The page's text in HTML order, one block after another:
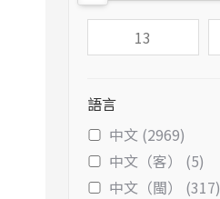
語言
中文 (2969)
中文（客） (5)
中文（閩） (317)